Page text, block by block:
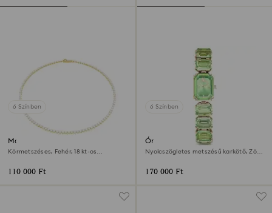
6 Színben
Matrix Tennis nyaklánc
Körmetszéses, Fehér, 18 kt-os
110 000 Ft
6 Színben
Óra
Nyolcszögletes metszésű karkötő, Zöld,
170 000 Ft